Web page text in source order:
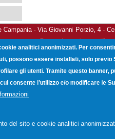
Campania - Via Giovanni Porzio, 4 -
Posta elettronica
analitici anonimizzati. Per
possono essere installati, solo previo
gli utenti. Tramite questo banner,
consente l’utilizzo e/o modificare le
del sito e cookie analitici